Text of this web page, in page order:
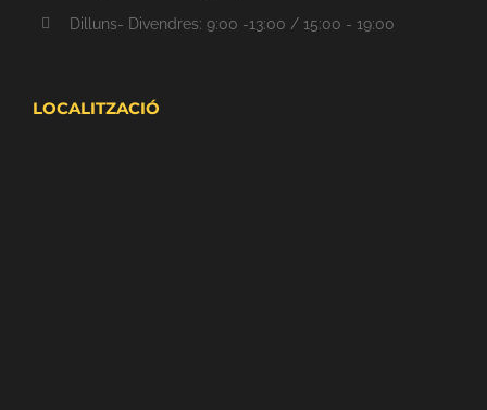
Dilluns- Divendres: 9:00 -13:00 / 15:00 - 19:00
LOCALITZACIÓ